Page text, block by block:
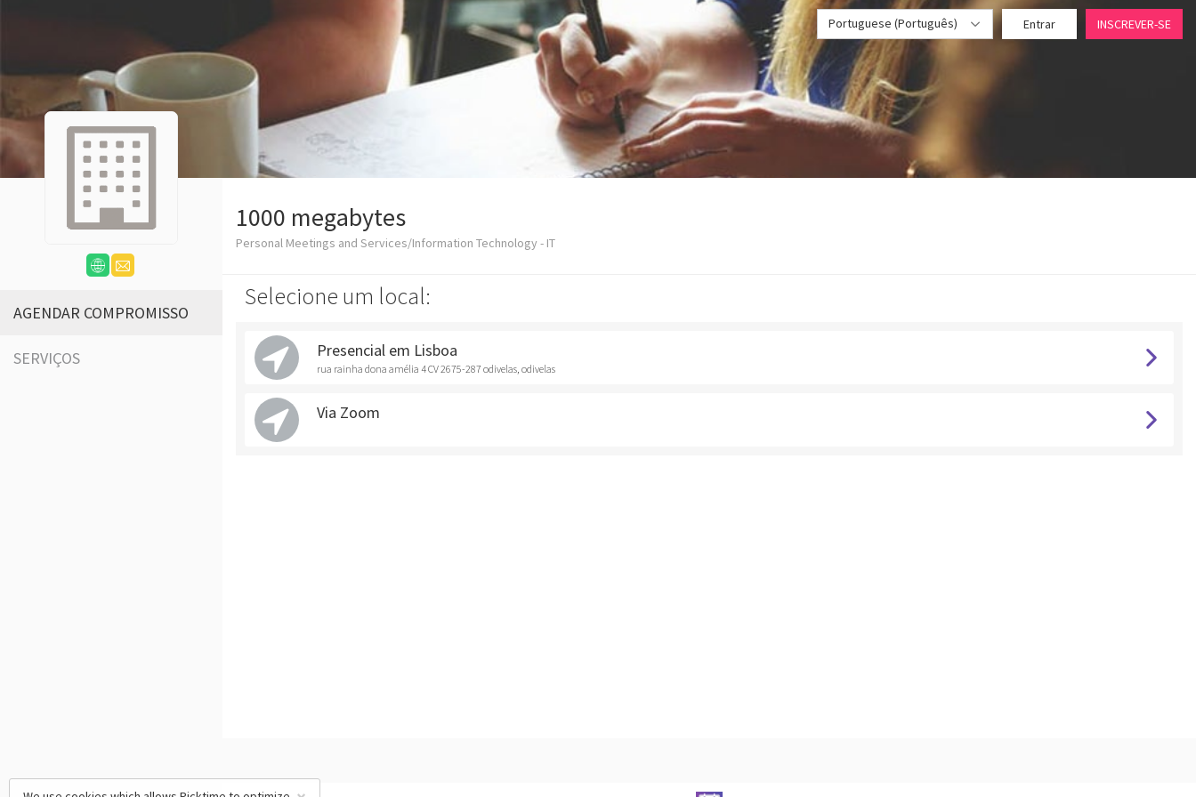
Portuguese (Português) Entrar INSCREVER-SE
AGENDAR COMPROMISSO
SERVIÇOS
1000 megabytes
Personal Meetings and Services/Information Technology - IT
Selecione um local:
Presencial em Lisboa
rua rainha dona amélia 4 CV 2675-287 odivelas, odivelas
Via Zoom